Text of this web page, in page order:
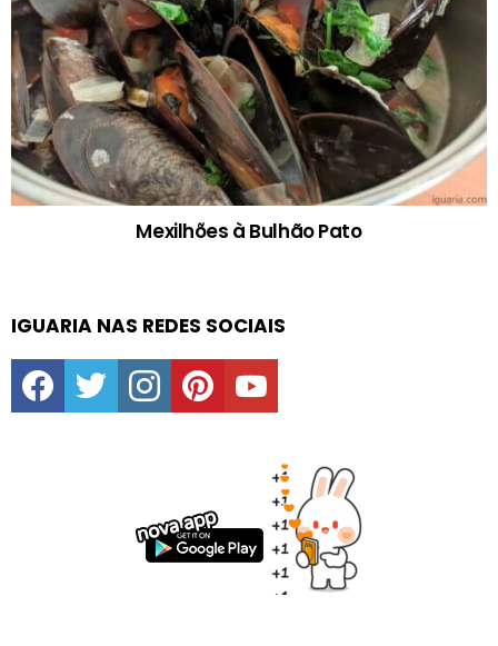
Mexilhões à Bulhão Pato
IGUARIA NAS REDES SOCIAIS
facebooktwitter instagrampinterestyoutube